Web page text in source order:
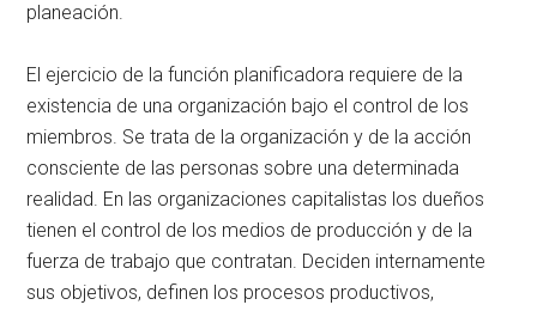
planeación.
El ejercicio de la función planificadora requiere de la
existencia de una organización bajo el control de los
miembros. Se trata de la organización y de la acción
consciente de las personas sobre una determinada
realidad. En las organizaciones capitalistas los dueños
tienen el control de los medios de producción y de la
fuerza de trabajo que contratan. Deciden internamente
sus objetivos, definen los procesos productivos,